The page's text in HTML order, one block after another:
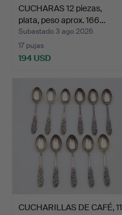
CUCHARAS 12 piezas,
plata, peso aprox. 166…
Subastado 3 ago 2026
17 pujas
194 USD
CUCHARILLAS DE CAFÉ, 11